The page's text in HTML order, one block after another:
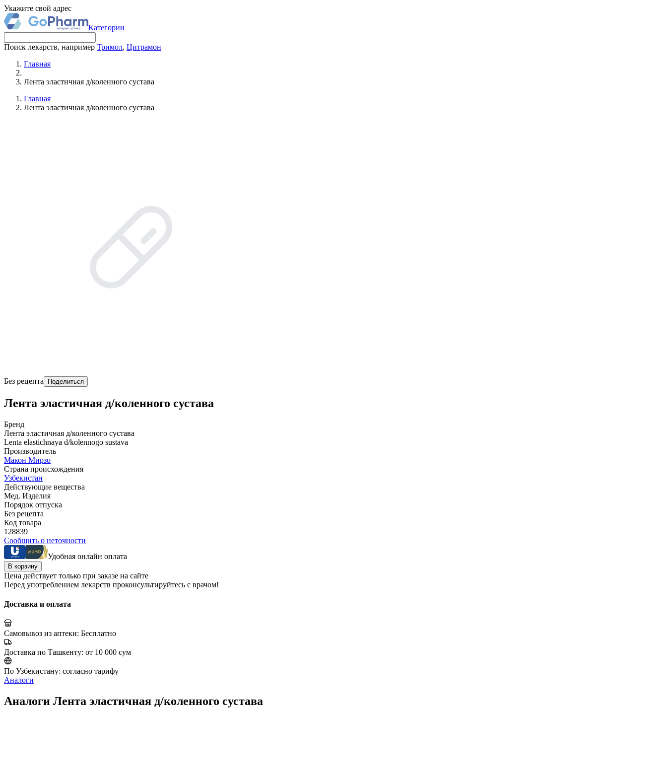
Укажите свой адрес
Категории
Поиск лекарств, например Тримол, Цитрамон
Главная
Лента эластичная д/коленного сустава
Главная
Лента эластичная д/коленного сустава
Без рецепта Поделиться
Лента эластичная д/коленного сустава
Бренд
Лента эластичная д/коленного сустава
Lenta elastichnaya d/kolennogo sustava
Производитель
Макон Мирзо
Страна происхождения
Узбекистан
Действующие вещества
Мед. Изделия
Порядок отпуска
Без рецепта
Код товара
128839
Сообщить о неточности
Удобная онлайн оплата
В корзину
Цена действует только при заказе на сайте
Перед употреблением лекарств проконсультируйтесь с врачом!
Доставка и оплата
Самовывоз из аптеки: Бесплатно
Доставка по Ташкенту: от 10 000 сум
По Узбекистану: согласно тарифу
Аналоги
Аналоги Лента эластичная д/коленного сустава